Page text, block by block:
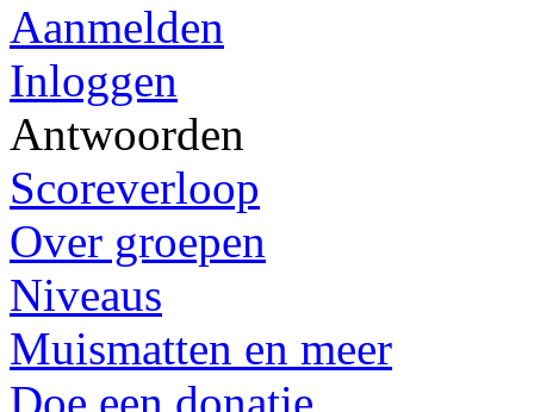
Aanmelden
Inloggen
Antwoorden
Scoreverloop
Over groepen
Niveaus
Muismatten en meer